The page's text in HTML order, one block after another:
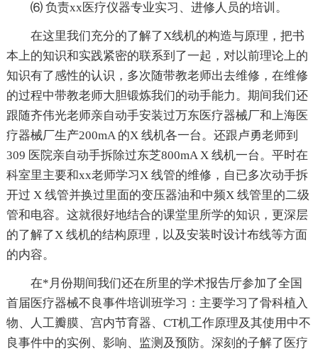
⑹ 负责xx医疗仪器专业实习、进修人员的培训。
在这里我们充分的了解了X线机的构造与原理，把书
本上的知识和实践紧密的联系到了一起，对以前理论上的
知识有了感性的认识，多次随带教老师出去维修，在维修
的过程中带教老师大胆锻炼我们的动手能力。期间我们还
跟随齐伟光老师亲自动手安装过万东医疗器械厂和上海医
疗器械厂生产200mA 的X 线机各一台。还跟卢勇老师到
309 医院亲自动手拆除过东芝800mA X 线机一台。平时在
科室里主要和xx老师学习X 线管的维修，自已多次动手拆
开过 X 线管并换过里面的变压器油和中频X 线管里的二级
管和电容。这就很好地结合的课堂里所学的知识，更深层
的了解了X 线机的结构原理，以及安装时设计布线等方面
的内容。
在*月份期间我们还在所里的学术报告厅参加了全国
首届医疗器械不良事件培训班学习：主要学习了骨科植入
物、人工瓣膜、宫内节育器、CT机工作原理及其使用中不
良事件中的实例、影响、监测及预防。深刻的子解了医疗